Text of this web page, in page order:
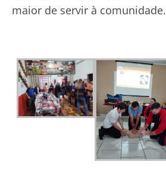
maior de servir à comunidade.